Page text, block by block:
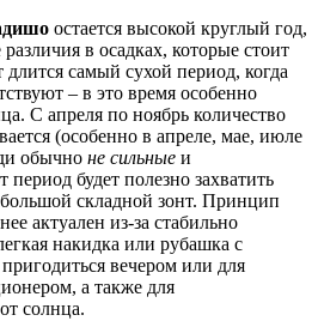
остается высокой круглый год,
в осадках, которые стоит
длится самый сухой период, когда
– в это время особенно
С апреля по ноябрь количество
(особенно в апреле, мае, июле
обычно не сильные и
будет полезно захватить
складной зонт. Принцип
актуален из-за стабильно
накидка или рубашка с
вечером или для
а также для
солнца.